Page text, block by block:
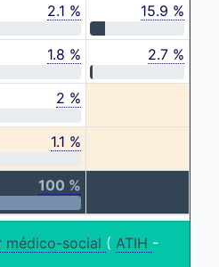
2.1 % 15.9 %
1.8 % 2.7 %
2 %
1.1 %
100 %
médico-social ( ATIH -